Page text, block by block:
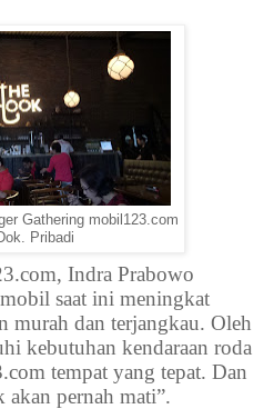
Gathering mobil123.com
Pribadi
Indra Prabowo
saat ini meningkat
murah dan terjangkau. Oleh
kebutuhan kendaraan roda
tempat yang tepat. Dan
akan pernah mati”.